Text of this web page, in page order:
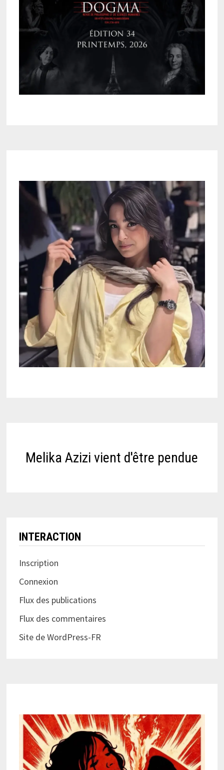
Melika Azizi vient d'être pendue
INTERACTION
Inscription
Connexion
Flux des publications
Flux des commentaires
Site de WordPress-FR